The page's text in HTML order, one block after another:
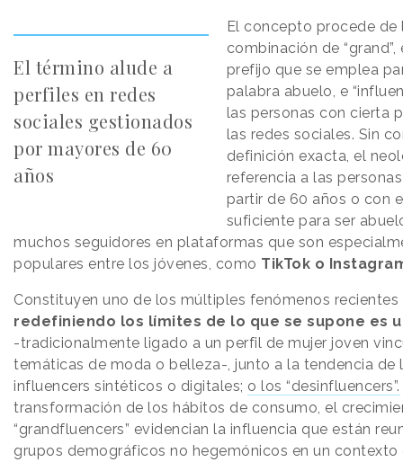
El término alude a
perfiles en redes
sociales gestionados
por mayores de 60
años
El concepto procede de
combinación de “grand”,
prefijo que se emplea
palabra abuelo, e
las personas con cierta
las redes sociales. Sin
definición exacta, el
referencia a las
partir de 60 años o con
suficiente para ser
muchos seguidores en plataformas que son
populares entre los jóvenes, como TikTok o
Constituyen uno de los múltiples fenómenos recientes
redefiniendo los límites de lo que se supone es
-tradicionalmente ligado a un perfil de mujer joven
temáticas de moda o belleza-, junto a la tendencia de
influencers sintéticos o digitales; o los “desinfluencers”.
transformación de los hábitos de consumo, el
“grandfluencers” evidencian la influencia que están
grupos demográficos no hegemónicos en un contexto